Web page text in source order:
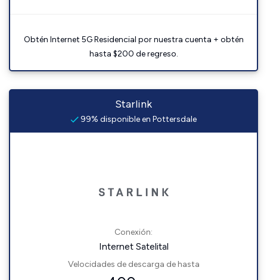
Obtén Internet 5G Residencial por nuestra cuenta + obtén
hasta $200 de regreso.
Starlink
99% disponible en Pottersdale
Conexión:
Internet Satelital
Velocidades de descarga de hasta